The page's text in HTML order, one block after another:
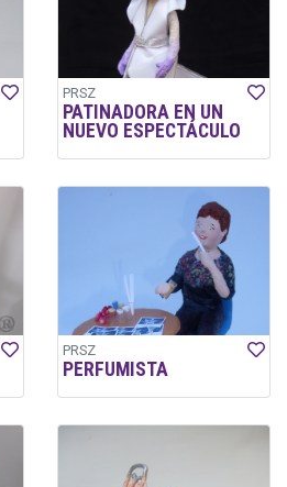
PRSZ
PATINADORA EN UN
NUEVO ESPECTÁCULO
PRSZ
PERFUMISTA